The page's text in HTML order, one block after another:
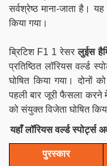
सर्वश्रेष्ठ माना-जाता है।
किया गया।
ब्रिटिश F1 1 रेसरलुईस
प्रतिष्ठित लॉरियस वर्ल्ड
घोषित किया गया। दोनों
पहली बार जूरी फैसला करने
को संयुक्त विजेता घोषित
यहाँ लॉरियस वर्ल्ड स्पोर्ट्स
पुरस्कार